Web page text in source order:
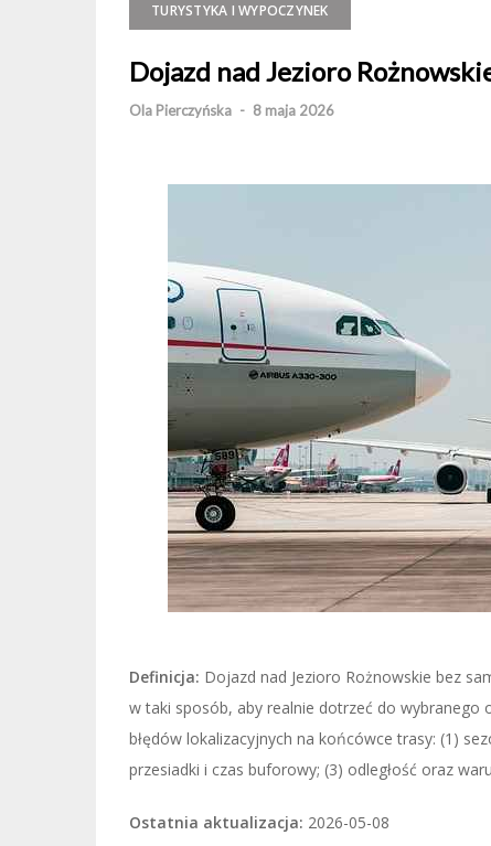
TURYSTYKA I WYPOCZYNEK
Dojazd nad Jezioro
Ola Pierczyńska - 8 maja 2026
Definicja: Dojazd nad Jezioro Rożnowskie bez
w taki sposób, aby realnie dotrzeć do wybranego
błędów lokalizacyjnych na końcówce trasy: (1)
przesiadki i czas buforowy; (3) odległość oraz
Ostatnia aktualizacja: 2026-05-08